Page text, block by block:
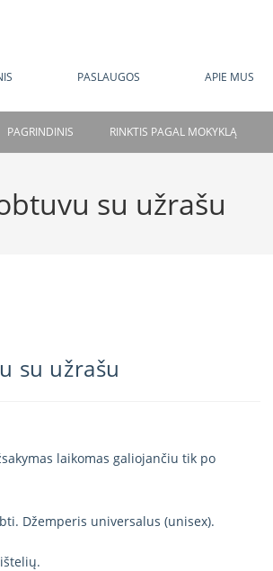
PASLAUGOS APIE MUS
PAGRINDINIS RINKTIS PAGAL MOKYKLĄ
su užrašu
su užrašu
laikomas galiojančiu tik po
Džemperis universalus (unisex).